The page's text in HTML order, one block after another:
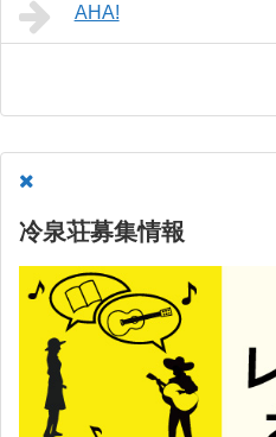
AHA!
冷泉荘募集情報